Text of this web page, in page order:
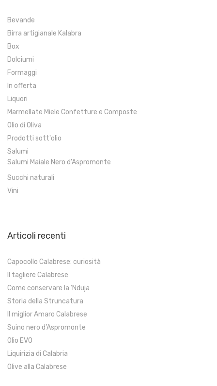
Bevande
Birra artigianale Kalabra
Box
Dolciumi
Formaggi
In offerta
Liquori
Marmellate Miele Confetture e Composte
Olio di Oliva
Prodotti sott'olio
Salumi
Salumi Maiale Nero d'Aspromonte
Succhi naturali
Vini
Articoli recenti
Capocollo Calabrese: curiosità
Il tagliere Calabrese
Come conservare la ‘Nduja
Storia della Struncatura
Il miglior Amaro Calabrese
Suino nero d’Aspromonte
Olio EVO
Liquirizia di Calabria
Olive alla Calabrese